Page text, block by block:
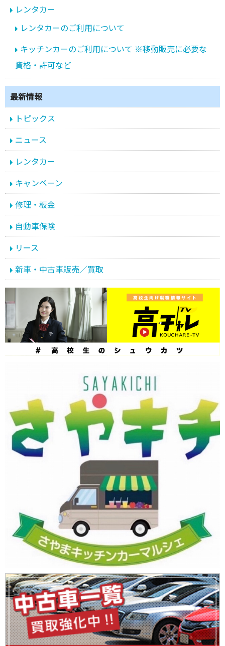
レンタカー
レンタカーのご利用について
キッチンカーのご利用について ※移動販売に必要な
資格・許可など
最新情報
トピックス
ニュース
レンタカー
キャンペーン
修理・板金
自動車保険
リース
新車・中古車販売／買取